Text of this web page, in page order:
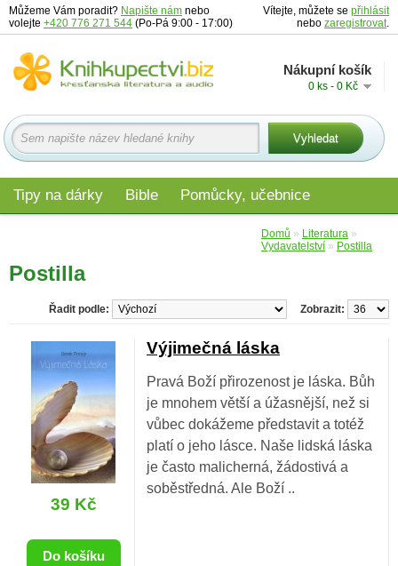
Můžeme Vám poradit? Napište nám nebo
volejte +420 776 271 544 (Po-Pá 9:00 - 17:00)
Vítejte, můžete se přihlásit
nebo zaregistrovat.
Nákupní košík
0 ks - 0 Kč
Tipy na dárky Bible Pomůcky, učebnice
Domů » Literatura »
Vydavatelství » Postilla
Postilla
Zobrazit:
Řadit podle:
39 Kč
Výjimečná láska
Pravá Boží přirozenost je láska. Bůh
je mnohem větší a úžasnější, než si
vůbec dokážeme představit a totéž
platí o jeho lásce. Naše lidská láska
je často malicherná, žádostivá a
soběstředná. Ale Boží ..